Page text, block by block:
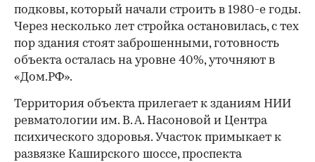
подковы, который начали строить в 1980-е годы.
Через несколько лет стройка остановилась, с тех
пор здания стоят заброшенными, готовность
объекта осталась на уровне 40%, уточняют в
«Дом.РФ».
Территория объекта прилегает к зданиям НИИ
ревматологии им. В. А. Насоновой и Центра
психического здоровья. Участок примыкает к
развязке Каширского шоссе, проспекта